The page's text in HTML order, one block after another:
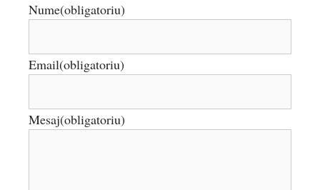
Nume(obligatoriu)
Email(obligatoriu)
Mesaj(obligatoriu)